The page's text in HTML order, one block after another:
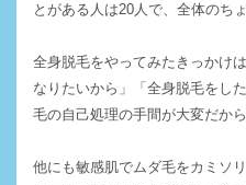
とがある人は20人で、全体のち
全身脱毛をやってみたきっかけ
なりたいから」「全身脱毛をし
毛の自己処理の手間が大変だか
他にも敏感肌でムダ毛をカミソ